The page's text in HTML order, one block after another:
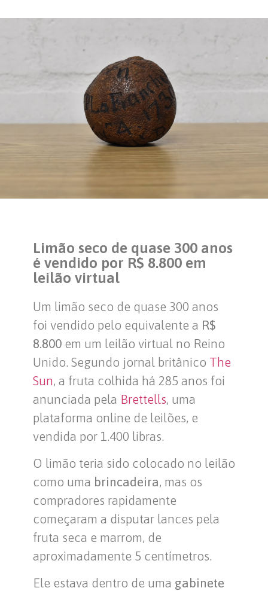
Limão seco de quase 300 anos
é vendido por R$ 8.800 em
leilão virtual
Um limão seco de quase 300 anos
foi vendido pelo equivalente a R$
8.800 em um leilão virtual no Reino
Unido. Segundo jornal britânico The
Sun, a fruta colhida há 285 anos foi
anunciada pela Brettells, uma
plataforma online de leilões, e
vendida por 1.400 libras.
O limão teria sido colocado no leilão
como uma brincadeira, mas os
compradores rapidamente
começaram a disputar lances pela
fruta seca e marrom, de
aproximadamente 5 centímetros.
Ele estava dentro de uma gabinete